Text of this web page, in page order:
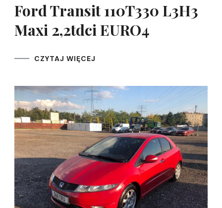
Ford Transit 110T330 L3H3
Maxi 2,2tdci EURO4
CZYTAJ WIĘCEJ